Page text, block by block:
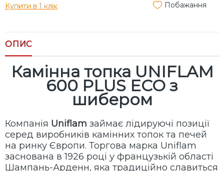
Купити в 1 клік Побажання
ОПИС
Камінна топка UNIFLAM
600 PLUS ECO з
шибером
Компанія Uniflam займає лідируючі позиції
серед виробників камінних топок та печей
на ринку Європи. Торгова марка Uniflam
заснована в 1926 році у французькій області
Шампань-Арденн, яка традиційно славиться